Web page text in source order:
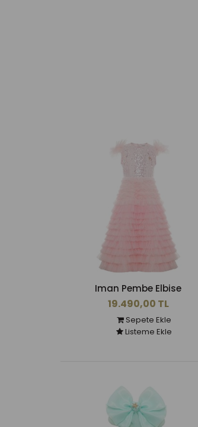
Iman Pembe Elbise
19.490,00 TL
Sepete Ekle
Listeme Ekle